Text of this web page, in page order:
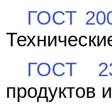
ГОСТ
ГОСТ
продуктов